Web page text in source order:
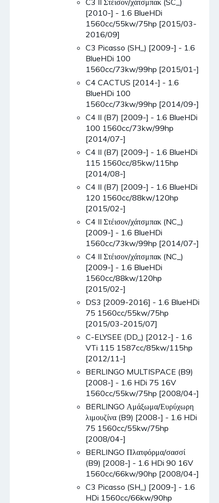
C3 II Στέισον/χάτσμπακ (SC_)
[2010-] - 1.6 BlueHDi
1560cc/55kw/75hp [2015/03-
2016/09]
C3 Picasso (SH_) [2009-] - 1.6
BlueHDi 100
1560cc/73kw/99hp [2015/01-]
C4 CACTUS [2014-] - 1.6
BlueHDi 100
1560cc/73kw/99hp [2014/09-]
C4 II (B7) [2009-] - 1.6 BlueHDi
100 1560cc/73kw/99hp
[2014/07-]
C4 II (B7) [2009-] - 1.6 BlueHDi
115 1560cc/85kw/115hp
[2014/08-]
C4 II (B7) [2009-] - 1.6 BlueHDi
120 1560cc/88kw/120hp
[2015/02-]
C4 II Στέισον/χάτσμπακ (NC_)
[2009-] - 1.6 BlueHDi
1560cc/73kw/99hp [2014/07-]
C4 II Στέισον/χάτσμπακ (NC_)
[2009-] - 1.6 BlueHDi
1560cc/88kw/120hp
[2015/02-]
DS3 [2009-2016] - 1.6 BlueHDi
75 1560cc/55kw/75hp
[2015/03-2015/07]
C-ELYSEE (DD_) [2012-] - 1.6
VTi 115 1587cc/85kw/115hp
[2012/11-]
BERLINGO MULTISPACE (B9)
[2008-] - 1.6 HDi 75 16V
1560cc/55kw/75hp [2008/04-]
BERLINGO Αμάξωμα/Ευρύχωρη
λιμουζίνα (B9) [2008-] - 1.6 HDi
75 1560cc/55kw/75hp
[2008/04-]
BERLINGO Πλατφόρμα/σασσί
(B9) [2008-] - 1.6 HDi 90 16V
1560cc/66kw/90hp [2008/04-]
C3 Picasso (SH_) [2009-] - 1.6
HDi 1560cc/66kw/90hp